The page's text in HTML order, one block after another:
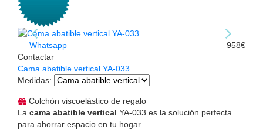
Whatsapp
Contactar
958€
Cama abatible vertical YA-033
Medidas:
Colchón viscoelástico de regalo
La cama abatible vertical YA-033 es la solución perfecta
para ahorrar espacio en tu hogar.